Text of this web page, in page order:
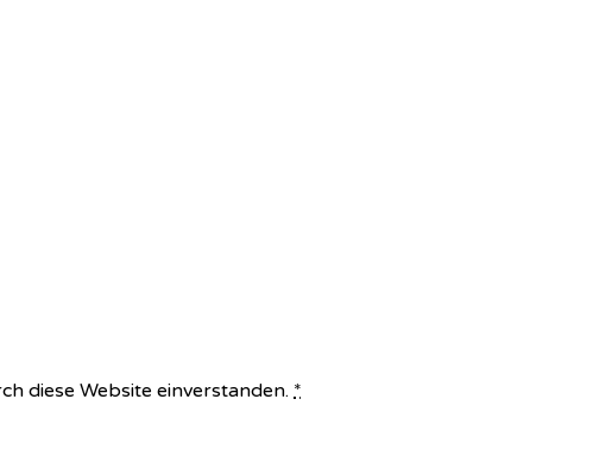
diese Website einverstanden. *